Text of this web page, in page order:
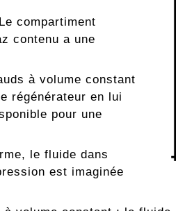
compartiment
contenu a une
à volume constant
régénérateur en lui
pour une
le fluide dans
est imaginée